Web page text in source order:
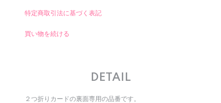
特定商取引法に基づく表記
買い物を続ける
DETAIL
２つ折りカードの裏面専用の品番です。